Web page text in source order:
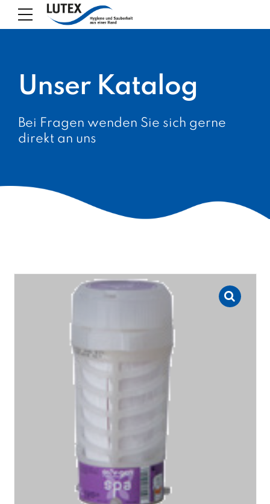
Unser Katalog
Bei Fragen wenden Sie sich gerne
direkt an uns